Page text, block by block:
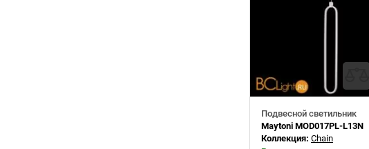
Подвесной светильник
Maytoni MOD017PL-L13N
Коллекция: Chain